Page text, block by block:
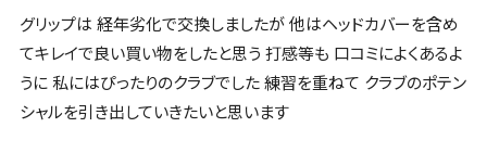
グリップは 経年劣化で交換しましたが 他はヘッドカバーを含め
てキレイで良い買い物をしたと思う 打感等も 口コミによくあるよ
うに 私にはぴったりのクラブでした 練習を重ねて クラブのポテン
シャルを引き出していきたいと思います